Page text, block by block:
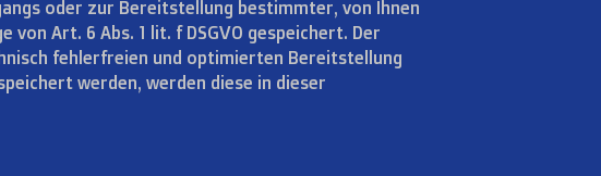
oder zur Bereitstellung bestimmter, von Ihnen
Art. 6 Abs. 1 lit. f DSGVO gespeichert. Der
fehlerfreien und optimierten Bereitstellung
werden, werden diese in dieser